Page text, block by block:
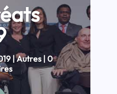
|Autres| 0